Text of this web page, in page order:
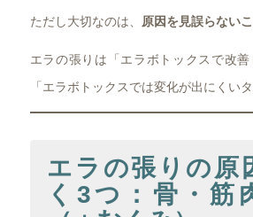
ただし大切なのは、 原因を見誤らない
エラの張りは「エラボトックスで改
「エラボトックスでは変化が出にくい
エラの張りの原
く3つ：骨・筋